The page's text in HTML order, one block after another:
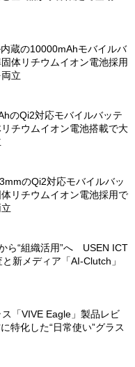
蔵の10000mAhモバイルバ
体リチウムイオン電池採用
立
のQi2対応モバイルバッテ
チウムイオン電池搭載で大
のQi2対応モバイルバッ
リチウムイオン電池採用で
ら“組織活用”へ USEN ICT
新メディア「AI-Clutch」
「VIVE Eagle」製品レビ
特化した“日常使い”グラス